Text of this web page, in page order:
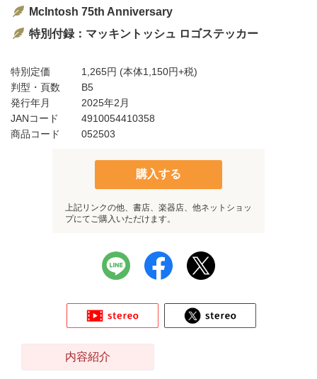
McIntosh 75th Anniversary
特別付録：マッキントッシュ ロゴステッカー
特別定価 1,265円 (本体1,150円+税)
判型・頁数
B5
発行年月
2025年2月
JANコード
4910054410358
商品コード
052503
購入する
上記リンクの他、書店、楽器店、他ネットショッ
プにてご購入いただけます。
内容紹介